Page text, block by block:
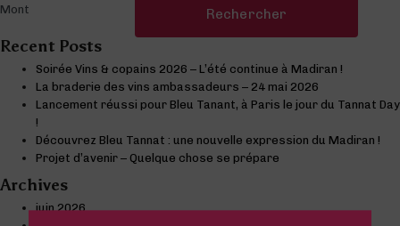
Rechercher :
Recent Posts
Soirée Vins & copains 2026 – L’été continue à Madiran !
La braderie des vins ambassadeurs – 24 mai 2026
Lancement réussi pour Bleu Tanant, à Paris le jour du Tannat Day
!
Découvrez Bleu Tannat : une nouvelle expression du Madiran !
Projet d’avenir – Quelque chose se prépare
Archives
juin 2026